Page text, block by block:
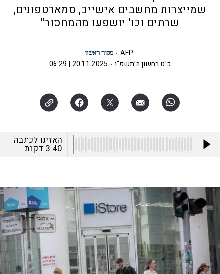
שמייצרות מחשבים אישיים, סמארטפונים,
שרתים וכו' יושפעו מהמחסור"
AFP
כ"ט בחשון ה׳תשפ"ו
20.11.2025 | 06:29
האזינו לכתבה
3:40 דקות